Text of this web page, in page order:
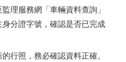
理服務網「車輛資料查詢」
分證字號，確認是否已完成
行照，務必確認資料正確。